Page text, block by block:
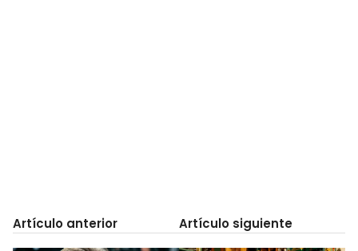
Artículo anterior Artículo siguiente